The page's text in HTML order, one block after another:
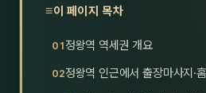
이 페이지 목차
정왕역 역세권 개요
정왕역 인근에서 출장마사지·